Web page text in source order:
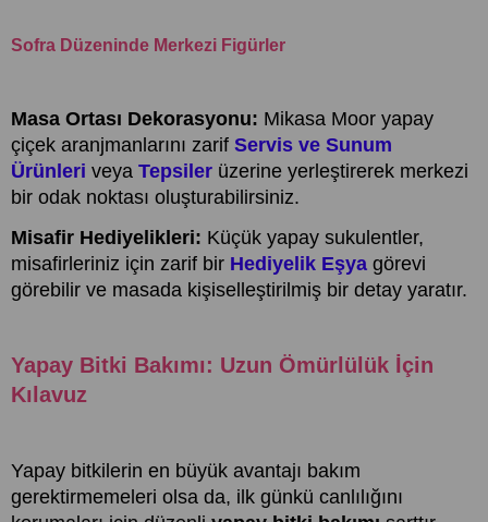
Sofra Düzeninde Merkezi Figürler
Masa Ortası Dekorasyonu: Mikasa Moor yapay
çiçek aranjmanlarını zarif Servis ve Sunum
Ürünleri veya Tepsiler üzerine yerleştirerek merkezi
bir odak noktası oluşturabilirsiniz.
Misafir Hediyelikleri: Küçük yapay sukulentler,
misafirleriniz için zarif bir Hediyelik Eşya görevi
görebilir ve masada kişiselleştirilmiş bir detay yaratır.
Yapay Bitki Bakımı: Uzun Ömürlülük İçin
Kılavuz
Yapay bitkilerin en büyük avantajı bakım
gerektirmemeleri olsa da, ilk günkü canlılığını